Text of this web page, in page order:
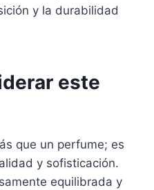
y la durabilidad
este
que un perfume; es
y sofisticación.
equilibrada y